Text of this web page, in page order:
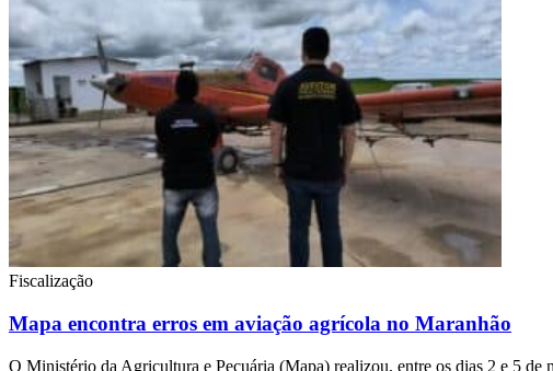
Fiscalização
Mapa encontra erros em aviação agrícola no Maranhão
O Ministério da Agricultura e Pecuária (Mapa) realizou, entre os dias 2 e 5 de